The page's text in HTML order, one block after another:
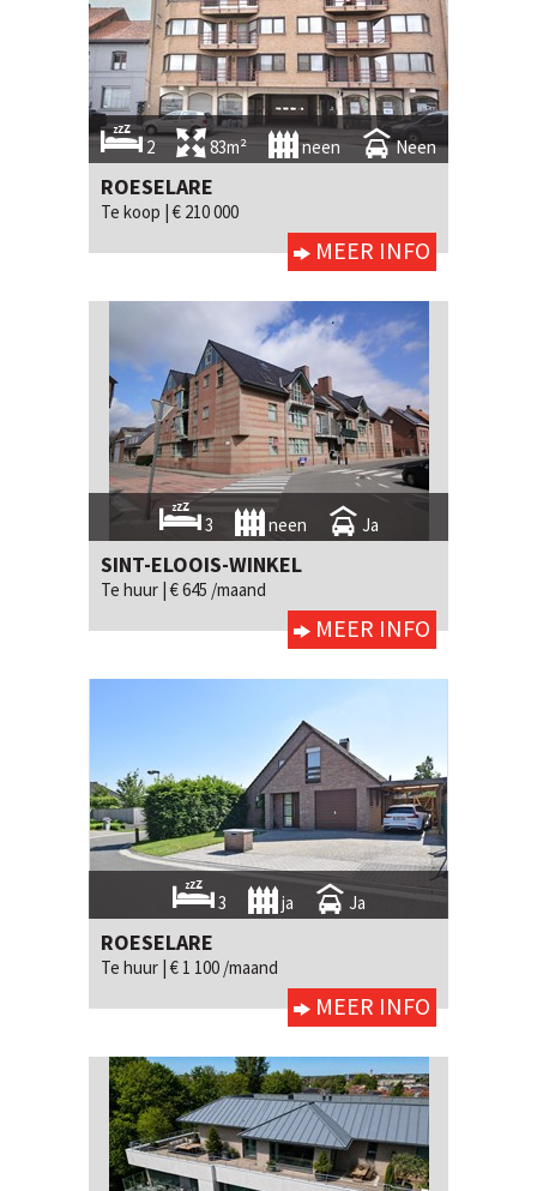
2 83m² neen Neen
ROESELARE
Te koop | € 210 000
MEER INFO
3 neen Ja
SINT-ELOOIS-WINKEL
Te huur | € 645 /maand
MEER INFO
3 ja Ja
ROESELARE
Te huur | € 1 100 /maand
MEER INFO